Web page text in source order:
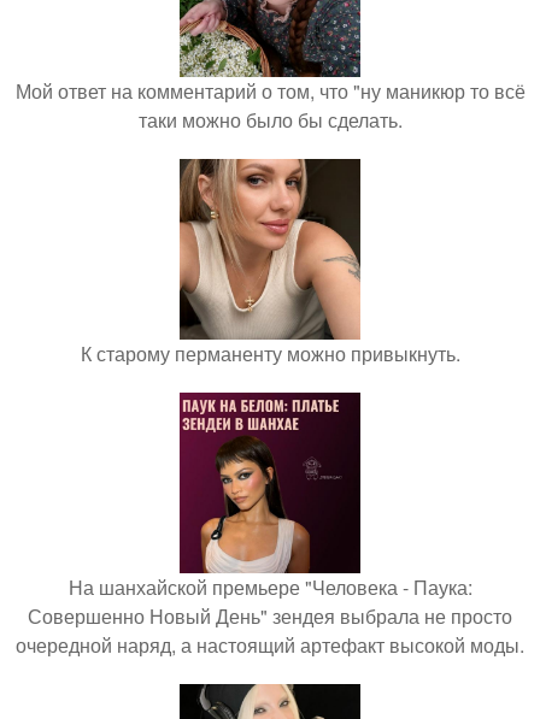
Мой ответ на комментарий о том, что "ну маникюр то всё
таки можно было бы сделать.
К старому перманенту можно привыкнуть.
На шанхайской премьере "Человека - Паука:
Совершенно Новый День" зендея выбрала не просто
очередной наряд, а настоящий артефакт высокой моды.